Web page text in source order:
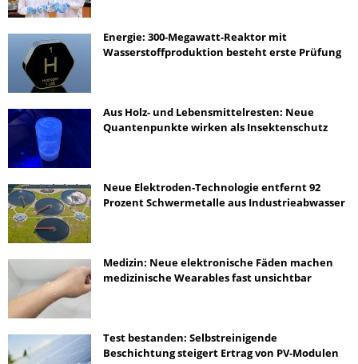
Energie: 300-Megawatt-Reaktor mit
Wasserstoffproduktion besteht erste Prüfung
Aus Holz- und Lebensmittelresten: Neue
Quantenpunkte wirken als Insektenschutz
Neue Elektroden-Technologie entfernt 92
Prozent Schwermetalle aus Industrieabwasser
Medizin: Neue elektronische Fäden machen
medizinische Wearables fast unsichtbar
Test bestanden: Selbstreinigende
Beschichtung steigert Ertrag von PV-Modulen